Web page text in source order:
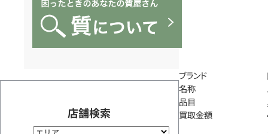
店舗検索
ブランド
名称
品目
買取金額